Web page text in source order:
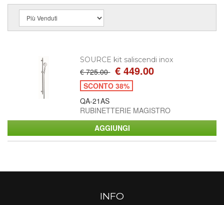
SOURCE kit saliscendi inox
€ 725.00 € 449.00
SCONTO 38%
QA-21AS
RUBINETTERIE MAGISTRO
INFO